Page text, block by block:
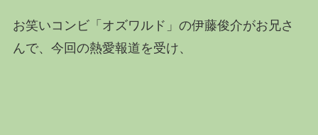
お笑いコンビ「オズワルド」の伊藤俊介がお兄さ
んで、今回の熱愛報道を受け、